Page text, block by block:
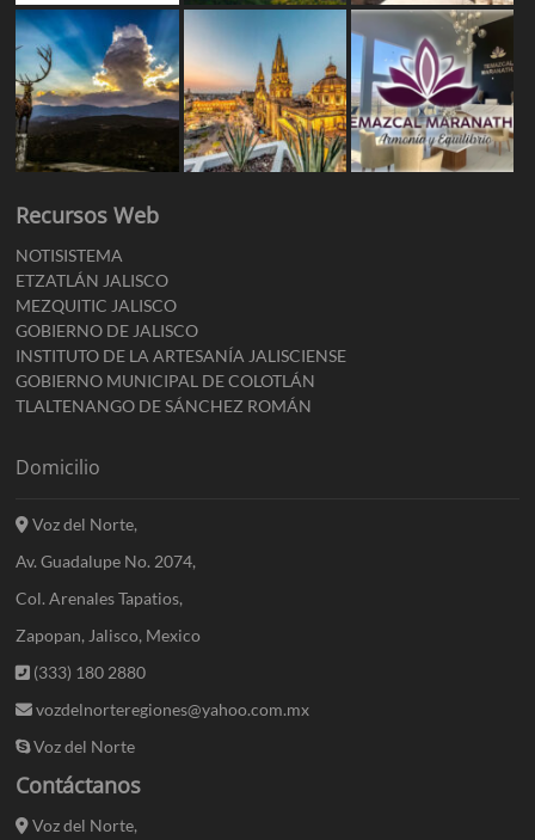
Recursos Web
NOTISISTEMA
ETZATLÁN JALISCO
MEZQUITIC JALISCO
GOBIERNO DE JALISCO
INSTITUTO DE LA ARTESANÍA JALISCIENSE
GOBIERNO MUNICIPAL DE COLOTLÁN
TLALTENANGO DE SÁNCHEZ ROMÁN
Domicilio
Voz del Norte,
Av. Guadalupe No. 2074,
Col. Arenales Tapatios,
Zapopan, Jalisco, Mexico
(333) 180 2880
vozdelnorteregiones@yahoo.com.mx
Voz del Norte
Contáctanos
Voz del Norte,